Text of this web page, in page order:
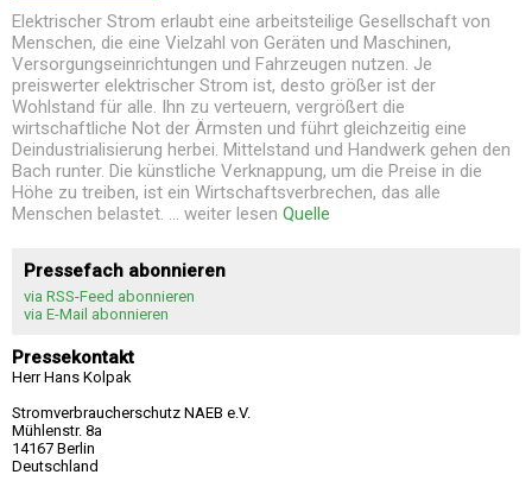
Elektrischer Strom erlaubt eine arbeitsteilige Gesellschaft von
Menschen, die eine Vielzahl von Geräten und Maschinen,
Versorgungseinrichtungen und Fahrzeugen nutzen. Je
preiswerter elektrischer Strom ist, desto größer ist der
Wohlstand für alle. Ihn zu verteuern, vergrößert die
wirtschaftliche Not der Ärmsten und führt gleichzeitig eine
Deindustrialisierung herbei. Mittelstand und Handwerk gehen den
Bach runter. Die künstliche Verknappung, um die Preise in die
Höhe zu treiben, ist ein Wirtschaftsverbrechen, das alle
Menschen belastet. ... weiter lesen Quelle
Pressefach abonnieren
via RSS-Feed abonnieren
via E-Mail abonnieren
Pressekontakt
Herr Hans Kolpak
Stromverbraucherschutz NAEB e.V.
Mühlenstr. 8a
14167 Berlin
Deutschland